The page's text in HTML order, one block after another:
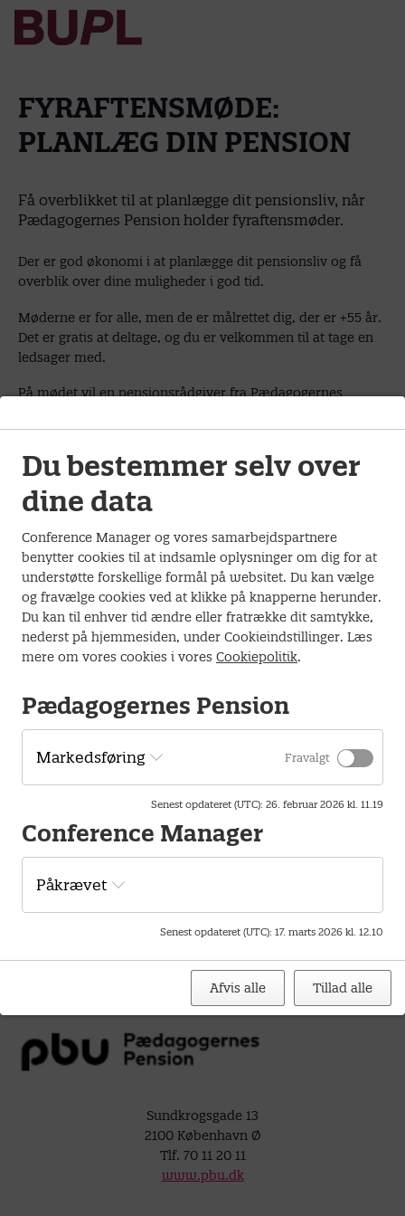
FYRAFTENSMØDE:
PLANLÆG DIN PENSION
Få overblikket til at planlægge dit pensionsliv, når
Pædagogernes Pension holder fyraftensmøder.
Der er god økonomi i at planlægge dit pensionsliv og få
overblik over dine muligheder i god tid.
Møderne er for alle, men de er målrettet dig, der er +55 år.
Det er gratis at deltage, og du er velkommen til at tage en
ledsager med.
På mødet vil en pensionsrådgiver fra Pædagogernes
pensionsordning og om folkepension. BUPL-A deltager på
møderne for at fortælle om efterløn.
Mødet starter kl. 17.00 og slutter ca. kl. 20.00.
serveres kaffe/te og kage.
TILMELD FYRAFTENSMØDE
Arrangementet afholdes
Scandic Aarhus Vest
Rytoften 3, 8210 Aarhus V
Dette kort kræver at marketing cookies er slået til.
Sundkrogsgade 13
2100 København Ø
Tlf. 70 11 20 11
www.pbu.dk
Du bestemmer selv over
dine data
Conference Manager og vores samarbejdspartnere
benytter cookies til at indsamle oplysninger om dig for at
understøtte forskellige formål på websitet. Du kan vælge
og fravælge cookies ved at klikke på knapperne herunder.
Du kan til enhver tid ændre eller fratrække dit samtykke,
nederst på hjemmesiden, under Cookieindstillinger. Læs
mere om vores cookies i vores Cookiepolitik.
Pædagogernes Pension
Markedsføring Fravalgt
Senest opdateret (UTC): 26. februar 2026 kl. 11.19
Conference Manager
Påkrævet
Senest opdateret (UTC): 17. marts 2026 kl. 12.10
Afvis alle Tillad alle